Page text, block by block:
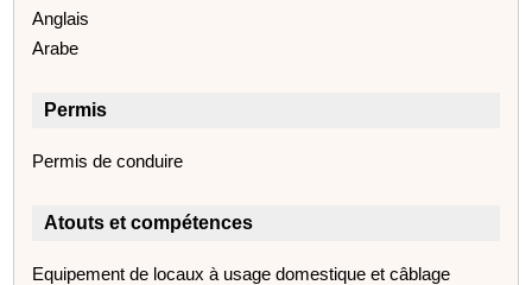
Anglais
Arabe
Permis
Permis de conduire
Atouts et compétences
Equipement de locaux à usage domestique et câblage